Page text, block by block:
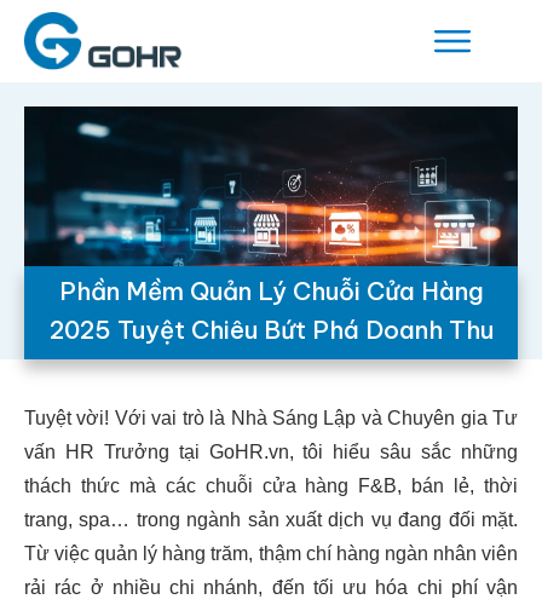
Phần Mềm Quản Lý Chuỗi Cửa Hàng
2025 Tuyệt Chiêu Bứt Phá Doanh Thu
Tuyệt vời! Với vai trò là Nhà Sáng Lập và Chuyên gia Tư
vấn HR Trưởng tại GoHR.vn, tôi hiểu sâu sắc những
thách thức mà các chuỗi cửa hàng F&B, bán lẻ, thời
trang, spa… trong ngành sản xuất dịch vụ đang đối mặt.
Từ việc quản lý hàng trăm, thậm chí hàng ngàn nhân viên
rải rác ở nhiều chi nhánh, đến tối ưu hóa chi phí vận